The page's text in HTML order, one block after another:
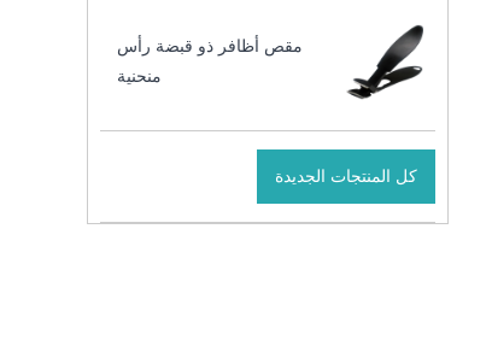
مقص أظافر ذو قبضة رأس
منحنية
كل المنتجات الجديدة